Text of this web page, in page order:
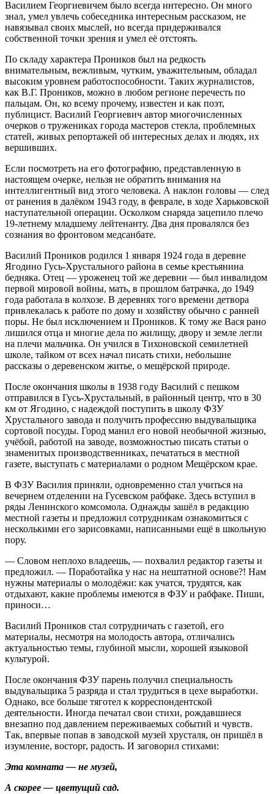
Василием Георгиевичем было всегда интересно. Он много
знал, умел увлечь собеседника интересным рассказом, не
навязывал своих мыслей, но всегда придерживался
собственной точки зрения и умел её отстоять.
По складу характера Проников был на редкость
внимательным, вежливым, чутким, уважительным, обладал
высоким уровнем работоспособности. Таких журналистов,
как В.Г. Проников, можно в любом регионе перечесть по
пальцам. Он, ко всему прочему, известен и как поэт,
публицист. Василий Георгиевич автор многочисленных
очерков о тружениках города мастеров стекла, проблемных
статей, живых репортажей об интересных делах и людях, их
вершивших.
Если посмотреть на его фотографию, представленную в
настоящем очерке, нельзя не обратить внимания на
интеллигентный вид этого человека. А наклон головы — след
от ранения в далёком 1943 году, в феврале, в ходе Харьковской
наступательной операции. Осколком снаряда зацепило плечо
19-летнему младшему лейтенанту. Два дня провалялся без
сознания во фронтовом медсанбате.
Василий Проников родился 1 января 1924 года в деревне
Ягодино Гусь-Хрустального района в семье крестьянина
бедняка. Отец — уроженец той же деревни — был инвалидом
первой мировой войны, мать, в прошлом батрачка, до 1949
года работала в колхозе. В деревнях того времени детвора
привлекалась к работе по дому и хозяйству обычно с ранней
поры. Не был исключением и Проников. К тому же Вася рано
лишился отца и многие дела по жилищу, двору и земле легли
на плечи мальчика. Он учился в Тихоновской семилетней
школе, тайком от всех начал писать стихи, небольшие
рассказы о деревенском житье, о мещёрской природе.
После окончания школы в 1938 году Василий с пешком
отправился в Гусь-Хрустальный, в районный центр, что в 30
км от Ягодино, с надеждой поступить в школу ФЗУ
Хрустального завода и получить профессию выдувальщика
сортовой посуды. Город манил его новой необычной жизнью,
учёбой, работой на заводе, возможностью писать статьи о
знаменитых производственниках, печататься в местной
газете, выступать с материалами о родном Мещёрском крае.
В ФЗУ Василия приняли, одновременно стал учиться на
вечернем отделении на Гусевском рабфаке. Здесь вступил в
ряды Ленинского комсомола. Однажды зашёл в редакцию
местной газеты и предложил сотрудникам ознакомиться с
несколькими его зарисовками, написанными ещё в школьную
пору.
— Словом неплохо владеешь, — похвалил редактор газеты и
предложил. — Поработайка у нас на нештатной основе?! Нам
нужны материалы о молодёжи: как учатся, трудятся, как
отдыхают, какие проблемы имеются в ФЗУ и рабфаке. Пиши,
приноси…
Василий Проников стал сотрудничать с газетой, его
материалы, несмотря на молодость автора, отличались
актуальностью темы, глубиной мысли, хорошей языковой
культурой.
После окончания ФЗУ парень получил специальность
выдувальщика 5 разряда и стал трудиться в цехе выработки.
Однако, все больше тяготел к корреспондентской
деятельности. Иногда печатал свои стихи, рождавшиеся
внезапно под давлением переживаемых событий и чувств.
Так, впервые попав в заводской музей хрусталя, он пришёл в
изумление, восторг, радость. И заговорил стихами:
Эта комната — не музей,
А скорее — цветущий сад.